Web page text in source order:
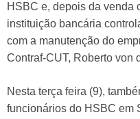
HSBC e, depois da venda
instituição bancária
com a manutenção do
Contraf-CUT, Roberto von
Nesta terça feira (9),
funcionários do HSBC em